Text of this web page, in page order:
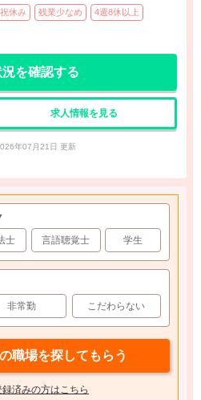
休み 残業少なめ 4週8休以上
を確認する
求人情報を見る
年07月21日 更新
士 言語聴覚士 学生
非常勤 こだわらない
職場を探してもらう
済みの方はこちら